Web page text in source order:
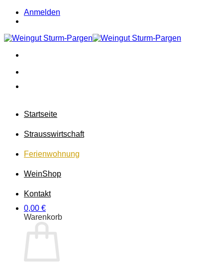
Zum
Inhalt
Anmelden
Startseite
Strausswirtschaft
Ferienwohnung
WeinShop
Kontakt
0,00 €
Warenkorb